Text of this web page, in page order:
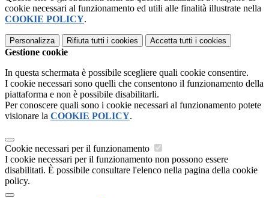
cookie necessari al funzionamento ed utili alle finalità illustrate nella
COOKIE POLICY.
Personalizza Rifiuta tutti i cookies Accetta tutti i cookies
Gestione cookie
In questa schermata è possibile scegliere quali cookie consentire.
I cookie necessari sono quelli che consentono il funzionamento della
piattaforma e non è possibile disabilitarli.
Per conoscere quali sono i cookie necessari al funzionamento potete
visionare la COOKIE POLICY.
Cookie necessari per il funzionamento
I cookie necessari per il funzionamento non possono essere
disabilitati. È possibile consultare l'elenco nella pagina della cookie
policy.